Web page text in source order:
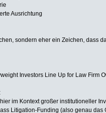
Ausrichtung
sondern eher ein Zeichen, dass
Investors Line Up for Law Firm
im Kontext großer institutioneller
Litigation-Funding (also genau